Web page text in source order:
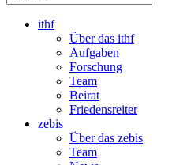
ithf
Über das ithf
Aufgaben
Forschung
Team
Beirat
Friedensreiter
zebis
Über das zebis
Team